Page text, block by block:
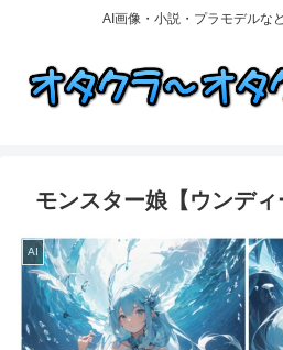
AI画像・小説・プラモデルな
モンスター娘【ウンディ
AI